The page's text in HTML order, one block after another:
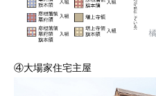
④大場家住宅主屋